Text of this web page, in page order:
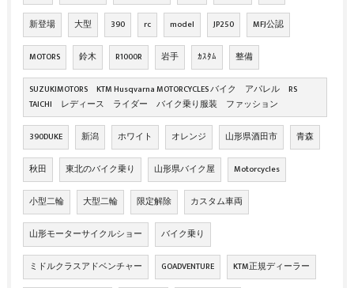
新登場 大型 390 rc model JP250 MFJ公認
MOTORS 鈴木 R1000R 岩手 ｶｽﾀﾑ 整備
SUZUKIMOTORS KTM Husqvarna MOTORCYCLES バイク アパレル RS
TAICHI レディース ライダー バイク乗り服装 ファッション
390DUKE 新潟 ホワイト オレンジ 山形県酒田市 青森
秋田 東北のバイク乗り 山形県バイク屋 Motorcycles
小型二輪 大型二輪 限定解除 カスタム車両
山形モーターサイクルショー バイク乗り
ミドルクラスアドベンチャー GOADVENTURE KTM正規ディーラー